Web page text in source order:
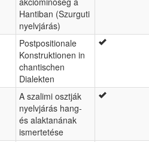
Hantiban (Szurguti
nyelvjárás)
Postpositionale
Konstruktionen in
chantischen
Dialekten
A szalimi osztják
nyelvjárás hang-
és alaktanának
ismertetése